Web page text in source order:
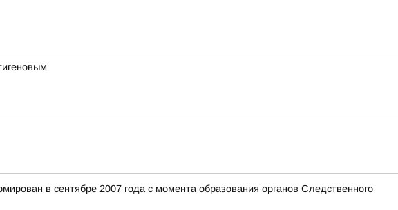
в сентябре 2007 года с момента образования органов Следственного